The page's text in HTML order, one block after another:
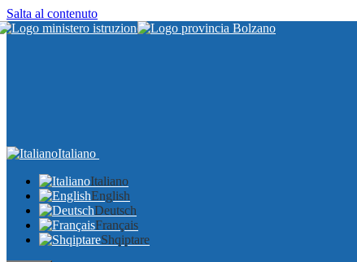
Salta al contenuto
Italiano
Italiano
English
Deutsch
Français
Shqiptare